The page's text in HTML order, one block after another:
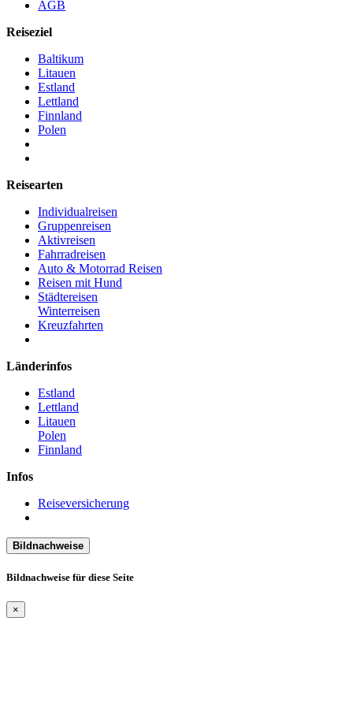
AGB
Reiseziel
Baltikum
Litauen
Estland
Lettland
Finnland
Polen
Reisearten
Individualreisen
Gruppenreisen
Aktivreisen
Fahrradreisen
Auto & Motorrad Reisen
Reisen mit Hund
Städtereisen
Winterreisen
Kreuzfahrten
Länderinfos
Estland
Lettland
Litauen
Polen
Finnland
Infos
Reiseversicherung
Bildnachweise
Bildnachweise für diese Seite
×